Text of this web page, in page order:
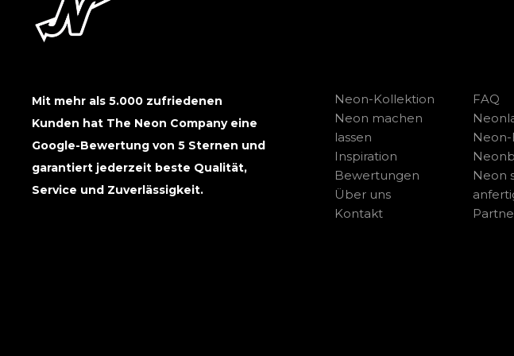
Mit mehr als 5.000 zufriedenen
Kunden hat The Neon Company eine
Google-Bewertung von 5 Sternen und
garantiert jederzeit beste Qualität,
Service und Zuverlässigkeit.
Neon-Kollektion
Neon machen
lassen
Inspiration
Bewertungen
Über uns
Kontakt
FAQ
Neon